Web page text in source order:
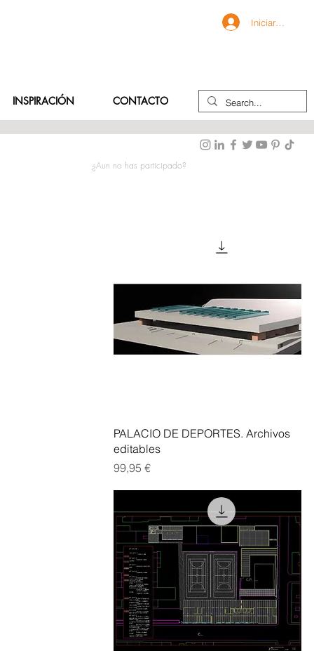
INSPIRACIÓN CONTACTO
Iniciar sesión
¿Aun no has participado?
Vista rápida
PALACIO DE DEPORTES. Archivos
editables
Precio
99,95 €